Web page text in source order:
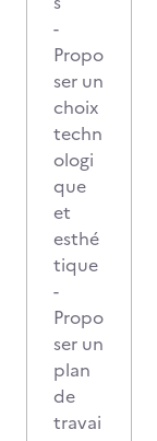
-
Propo
ser un
choix
techn
ologi
que
et
esthé
tique
-
Propo
ser un
plan
de
travai